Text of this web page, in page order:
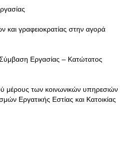
και γραφειοκρατίας στην αγορά
Εργασίας – Κατώτατος
μέρους των κοινωνικών υπηρεσιών
Εργατικής Εστίας και Κατοικίας